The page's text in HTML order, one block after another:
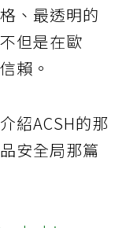
、最透明的
但是在歐
賴。
紹ACSH的那
安全局那篇